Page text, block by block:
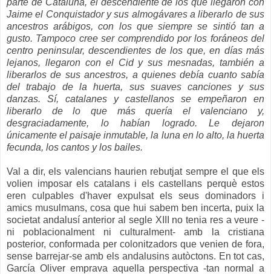
Jaime el Conquistador y sus almogávares a liberarlo de sus
ancestros arábigos, con los que siempre se sintió tan a
gusto. Tampoco cree ser comprendido por los foráneos del
centro peninsular, descendientes de los que, en días más
lejanos, llegaron con el Cid y sus mesnadas, también a
liberarlos de sus ancestros, a quienes debía cuanto sabía
del trabajo de la huerta, sus suaves canciones y sus
danzas. Sí, catalanes y castellanos se empeñaron en
liberarlo de lo que más quería el valenciano y,
desgraciadamente, lo habían logrado. Le dejaron
únicamente el paisaje inmutable, la luna en lo alto, la huerta
fecunda, los cantos y los bailes.
Val a dir, els valencians haurien rebutjat sempre el que els
volien imposar els catalans i els castellans perquè estos
eren culpables d'haver expulsat els seus dominadors i
amics musulmans, cosa que hui sabem ben incerta, puix la
societat andalusí anterior al segle XIII no tenia res a veure -
ni poblacionalment ni culturalment- amb la cristiana
posterior, conformada per colonitzadors que venien de fora,
sense barrejar-se amb els andalusins autòctons. En tot cas,
García Oliver emprava aquella perspectiva -tan normal a